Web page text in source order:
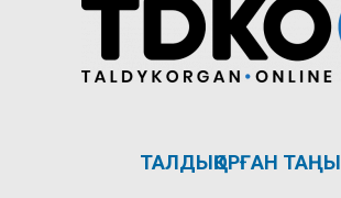
ТАЛДЫҚОРҒАН ТАҢЫ